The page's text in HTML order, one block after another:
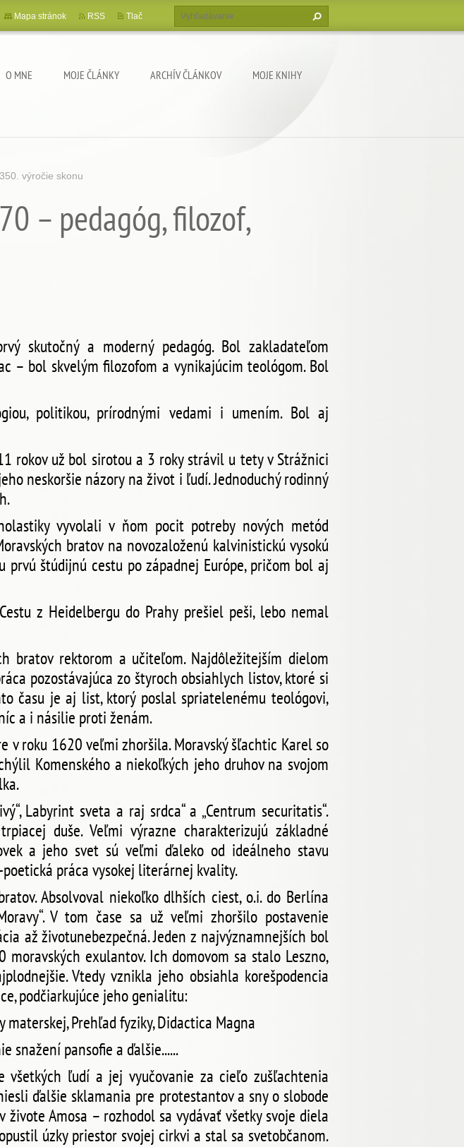
O MNE MOJE ČLÁNKY ARCHÍV ČLÁNKOV
MOJE KNIHY
Mapa stránok RSS Tlač
výročie skonu
– pedagóg, filozof,
skutočný a moderný pedagóg. Bol zakladateľom
– bol skvelým filozofom a vynikajúcim teológom. Bol
politikou, prírodnými vedami i umením. Bol aj
rokov už bol sirotou a 3 roky strávil u tety v Strážnici
neskoršie názory na život i ľudí. Jednoduchý rodinný
vyvolali v ňom pocit potreby nových metód
bratov na novozaloženú kalvinistickú vysokú
štúdijnú cestu po západnej Európe, pričom bol aj
z Heidelbergu do Prahy prešiel peši, lebo nemal
bratov rektorom a učiteľom. Najdôležitejším dielom
pozostávajúca zo štyroch obsiahlych listov, ktoré si
času je aj list, ktorý poslal spriatelenému teológovi,
a i násilie proti ženám.
v roku 1620 veľmi zhoršila. Moravský šľachtic Karel so
Komenského a niekoľkých jeho druhov na svojom
Labyrint sveta a raj srdca“ a „Centrum securitatis“.
duše. Veľmi výrazne charakterizujú základné
a jeho svet sú veľmi ďaleko od ideálneho stavu
práca vysokej literárnej kvality.
Absolvoval niekoľko dlhších ciest, o.i. do Berlína
V tom čase sa už veľmi zhoršilo postavenie
až životunebezpečná. Jeden z najvýznamnejších bol
exulantov. Ich domovom sa stalo Leszno,
Vtedy vznikla jeho obsiahla korešpodencia
podčiarkujúce jeho genialitu:
Prehľad fyziky, Didactica Magna
snažení pansofie a ďalšie......
všetkých ľudí a jej vyučovanie za cieľo zušľachtenia
ďalšie sklamania pre protestantov a sny o slobode
Amosa – rozhodol sa vydávať všetky svoje diela
úzky priestor svojej cirkvi a stal sa svetobčanom.